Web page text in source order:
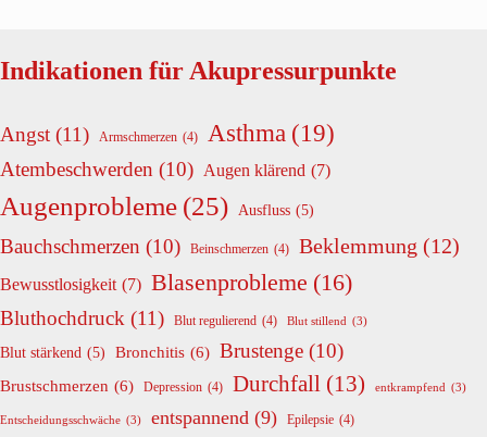
Indikationen für Akupressurpunkte
Angst (11) Armschmerzen (4) Asthma (19)
Atembeschwerden (10) Augen klärend (7)
Augenprobleme (25) Ausfluss (5)
Bauchschmerzen (10) Beinschmerzen (4) Beklemmung (12)
Bewusstlosigkeit (7) Blasenprobleme (16)
Bluthochdruck (11) Blut regulierend (4) Blut stillend (3)
Blut stärkend (5) Bronchitis (6) Brustenge (10)
Brustschmerzen (6) Depression (4) Durchfall (13) entkrampfend (3)
Entscheidungsschwäche (3) entspannend (9) Epilepsie (4)